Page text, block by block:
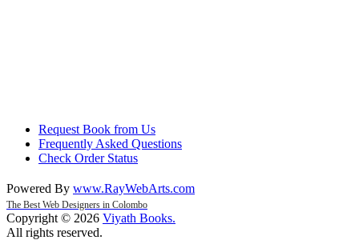
Request Book from Us
Frequently Asked Questions
Check Order Status
Powered By www.RayWebArts.com
The Best Web Designers in Colombo
Copyright © 2026 Viyath Books.
All rights reserved.